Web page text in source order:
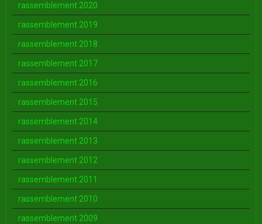
rassemblement 2020
rassemblement 2019
rassemblement 2018
rassemblement 2017
rassemblement 2016
rassemblement 2015
rassemblement 2014
rassemblement 2013
rassemblement 2012
rassemblement 2011
rassemblement 2010
rassemblement 2009